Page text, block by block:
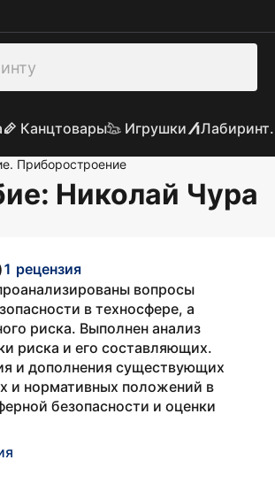
Канцтовары Игрушки
Приборостроение
: Николай Чура
1 рецензия
вопросы
в техносфере, а
риска. Выполнен анализ
риска и его составляющих.
и дополнения существующих
и нормативных положений в
безопасности и оценки